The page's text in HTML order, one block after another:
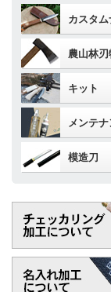
カスタム
農山林刃
キット
メンテ
模造刀